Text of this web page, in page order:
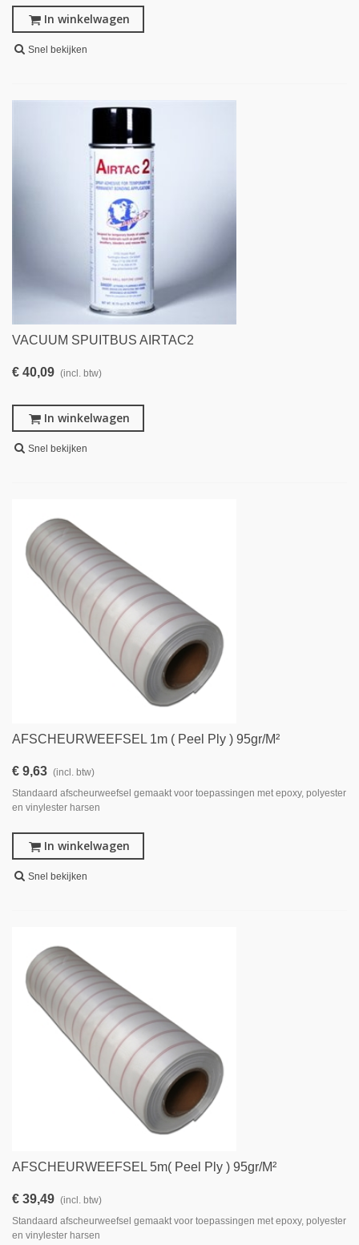
In winkelwagen
Snel bekijken
VACUUM SPUITBUS AIRTAC2
€ 40,09 (incl. btw)
In winkelwagen
Snel bekijken
AFSCHEURWEEFSEL 1m ( Peel Ply ) 95gr/m²
€ 9,63 (incl. btw)
Standaard afscheurweefsel gemaakt voor toepassingen met epoxy, polyester
en vinylester harsen
In winkelwagen
Snel bekijken
AFSCHEURWEEFSEL 5m( Peel Ply ) 95gr/m²
€ 39,49 (incl. btw)
Standaard afscheurweefsel gemaakt voor toepassingen met epoxy, polyester
en vinylester harsen